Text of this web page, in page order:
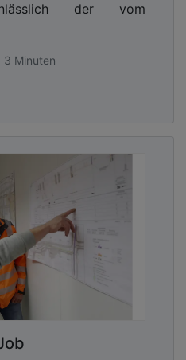
der vom
Minuten